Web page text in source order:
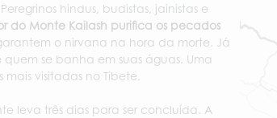
hindus, budistas, jainistas e
do Monte Kailash purifica os pecados
o nirvana na hora da morte. Já
se banha em suas águas. Uma
visitadas no Tibete.
leva três dias para ser concluída. A